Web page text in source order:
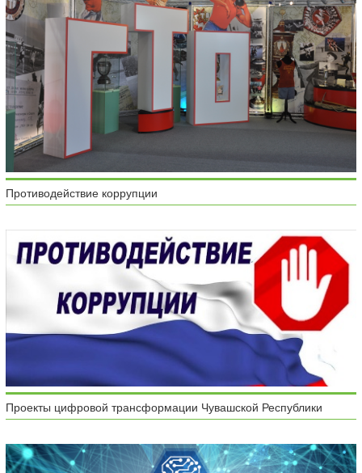
Противодействие коррупции
Проекты цифровой трансформации Чувашской Республики